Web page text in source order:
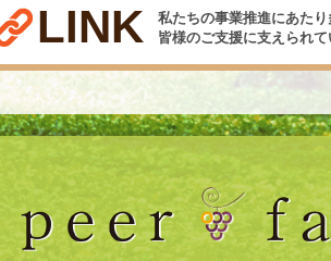
LINK
私たちの事業推進にあた
皆様のご支援に支えられ